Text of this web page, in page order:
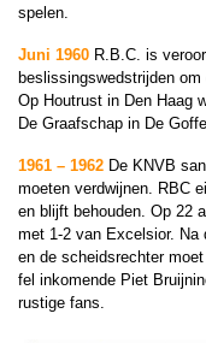
spelen.
Juni 1960 R.B.C. is
beslissingswedstrijden
Op Houtrust in Den Haag
De Graafschap in De
1961 – 1962 De KNVB
moeten verdwijnen. RBC
en blijft behouden. Op 22
met 1-2 van Excelsior. Na
en de scheidsrechter
fel inkomende Piet
rustige fans.